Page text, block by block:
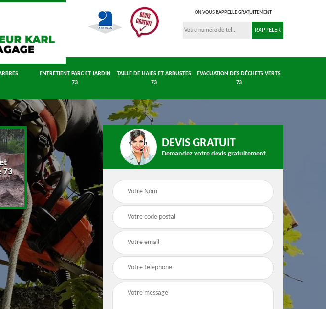
ON VOUS RAPPELLE GRATUITEMENT
ENTRETIENT PARC ET JARDIN
73
TAILLE DE HAIES ET ARBUSTES
73
EVACUATION DES DÉCHETS VERTS
73
73
Abattage d'arbres et
arbres dangereux 73
Entretient parc et
jardin 73
arbustes 73
DEVIS GRATUIT
Demandez votre devis gratuitement